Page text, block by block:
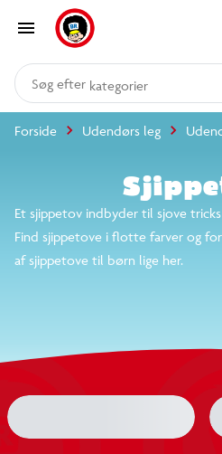
produkter
kategorier
Forside Udendørs leg
Et sjippetov indbyder til sjove
Find sjippetove i flotte farver og
af sjippetove til børn lige her.